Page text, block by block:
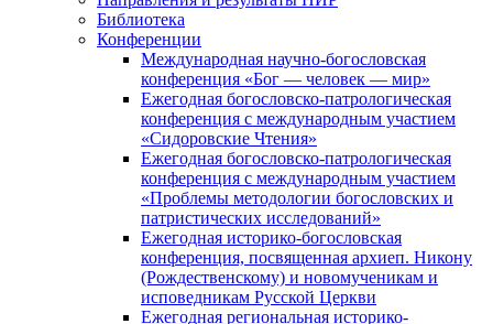
Библиотека
Конференции
Международная научно-богословская
конференция «Бог — человек — мир»
Ежегодная богословско-патрологическая
конференция с международным участием
«Сидоровские Чтения»
Ежегодная богословско-патрологическая
конференция с международным участием
«Проблемы методологии богословских и
патристических исследований»
Ежегодная историко-богословская
конференция, посвященная архиеп. Никону
(Рождественскому) и новомученикам и
исповедникам Русской Церкви
Ежегодная региональная историко-